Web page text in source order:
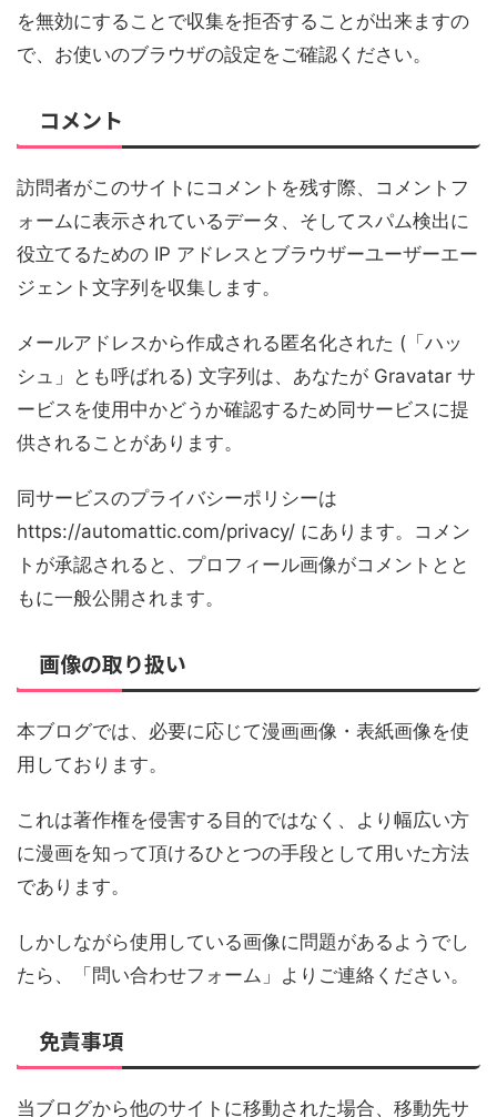
を無効にすることで収集を拒否することが出来ますの
で、お使いのブラウザの設定をご確認ください。
コメント
訪問者がこのサイトにコメントを残す際、コメントフ
ォームに表示されているデータ、そしてスパム検出に
役立てるための IP アドレスとブラウザーユーザーエー
ジェント文字列を収集します。
メールアドレスから作成される匿名化された (「ハッ
シュ」とも呼ばれる) 文字列は、あなたが Gravatar サ
ービスを使用中かどうか確認するため同サービスに提
供されることがあります。
同サービスのプライバシーポリシーは
https://automattic.com/privacy/ にあります。コメン
トが承認されると、プロフィール画像がコメントとと
もに一般公開されます。
画像の取り扱い
本ブログでは、必要に応じて漫画画像・表紙画像を使
用しております。
これは著作権を侵害する目的ではなく、より幅広い方
に漫画を知って頂けるひとつの手段として用いた方法
であります。
しかしながら使用している画像に問題があるようでし
たら、「問い合わせフォーム」よりご連絡ください。
免責事項
当ブログから他のサイトに移動された場合、移動先サ